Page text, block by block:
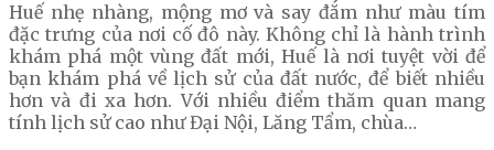
Huế nhẹ nhàng, mộng mơ và say đắm như màu tím
đặc trưng của nơi cố đô này. Không chỉ là hành trình
khám phá một vùng đất mới, Huế là nơi tuyệt vời để
bạn khám phá về lịch sử của đất nước, để biết nhiều
hơn và đi xa hơn. Với nhiều điểm thăm quan mang
tính lịch sử cao như Đại Nội, Lăng Tẩm, chùa…